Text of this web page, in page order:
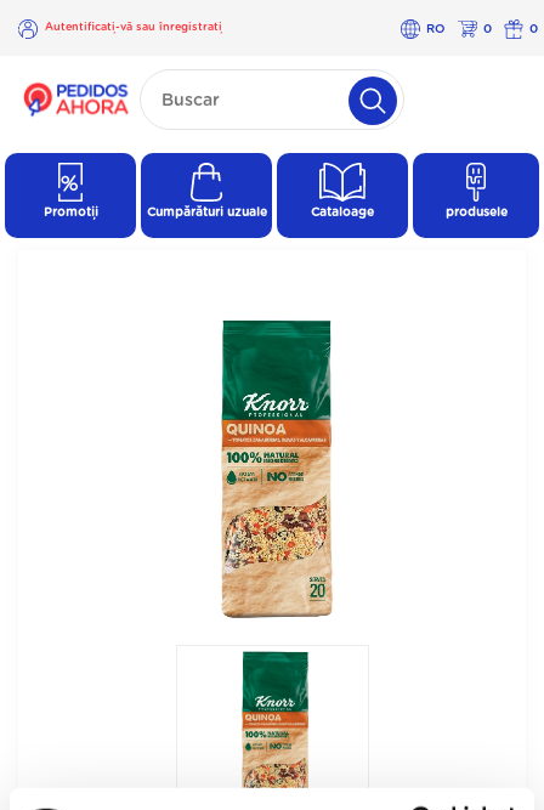
Autentificați-vă sau înregistrați
RO 0 0
×
Autentificați-
înregistrați-
Promoții Cumpărături uzuale Cataloage produsele